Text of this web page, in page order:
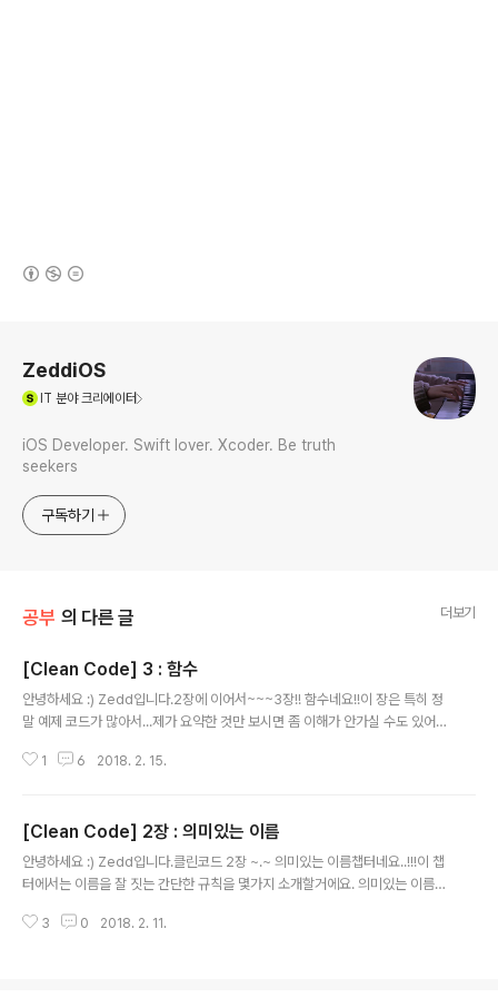
ZeddiOS
IT 분야 크리에이터
iOS Developer. Swift lover. Xcoder. Be truth
seekers
구독하기
공부 의 다른 글 더보기
[Clean Code] 3 : 함수
안녕하세요 :) Zedd입니다.2장에 이어서~~~3장!! 함수네요!!이 장은 특히 정
말 예제 코드가 많아서...제가 요약한 것만 보시면 좀 이해가 안가실 수도 있어
약을 하긴 할건데요, 암튼 완벽히 이해하실려면 코드를 같이 봐야 한다는 사실
수 있을까? 함수에 어떤 속성을 부여해야 처음 읽는 사람이 프로그램 내부를 직
관적으로 파악 할 수 있을까? 시작할게요!! 함수 ● 작게 만들어라! - 함수를 만
드는 첫째 규칙은 '작게!'다. - 함수를 만드는 둘째 규칙은 '더 ..
1 6 2018. 2. 15.
[Clean Code] 2장 : 의미있는 이름
안녕하세요 :) Zedd입니다.클린코드 2장 ~.~ 의미있는 이름챕터네요..!!!이 챕
터에서는 이름을 잘 짓는 간단한 규칙을 몇가지 소개할거에요. 의미있는 이름
만....좋은 이름을 지으려면 시간이 걸린다. ==> 하지만 좋은 이름으로 절약하는
3 0 2018. 2. 11.